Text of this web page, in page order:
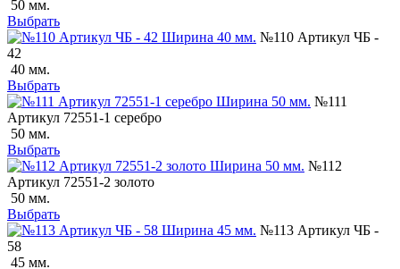
50 мм.
Выбрать
№110 Артикул ЧБ -
42
40 мм.
Выбрать
№111
Артикул 72551-1 серебро
50 мм.
Выбрать
№112
Артикул 72551-2 золото
50 мм.
Выбрать
№113 Артикул ЧБ -
58
45 мм.